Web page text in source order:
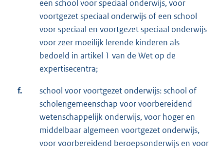
een school voor speciaal onderwijs, voor
voortgezet speciaal onderwijs of een school
voor speciaal en voortgezet speciaal onderwijs
voor zeer moeilijk lerende kinderen als
bedoeld in artikel 1 van de Wet op de
expertisecentra;
f.
school voor voortgezet onderwijs: school of
scholengemeenschap voor voorbereidend
wetenschappelijk onderwijs, voor hoger en
middelbaar algemeen voortgezet onderwijs,
voor voorbereidend beroepsonderwijs en voor